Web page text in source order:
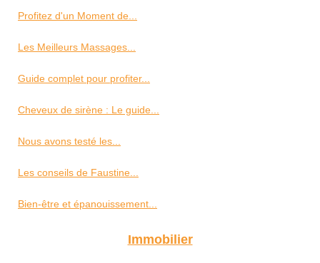
Profitez d'un Moment de...
Les Meilleurs Massages...
Guide complet pour profiter...
Cheveux de sirène : Le guide...
Nous avons testé les...
Les conseils de Faustine...
Bien-être et épanouissement...
Immobilier